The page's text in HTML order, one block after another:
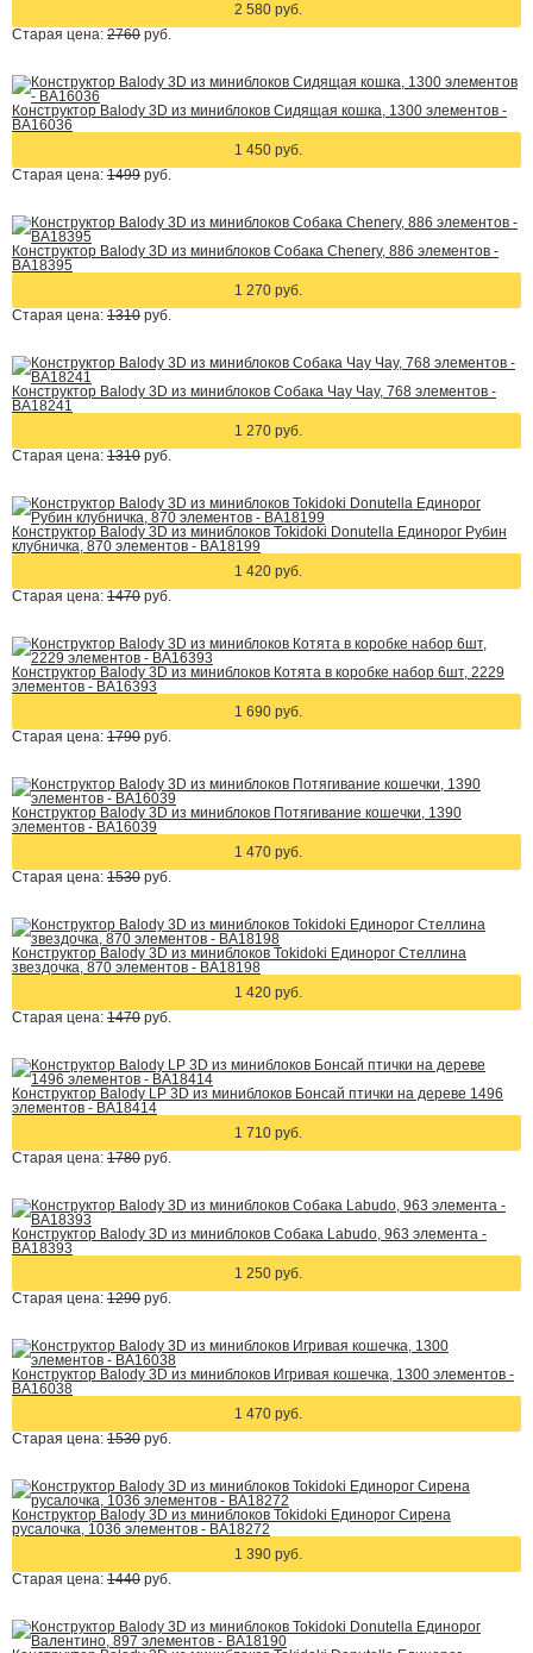
2 580 руб.
Старая цена: 2760 руб.
Конструктор Balody 3D из миниблоков Сидящая кошка, 1300 элементов -
BA16036
1 450 руб.
Старая цена: 1499 руб.
Конструктор Balody 3D из миниблоков Собака Chenery, 886 элементов -
BA18395
1 270 руб.
Старая цена: 1310 руб.
Конструктор Balody 3D из миниблоков Собака Чау Чау, 768 элементов -
BA18241
1 270 руб.
Старая цена: 1310 руб.
Конструктор Balody 3D из миниблоков Tokidoki Donutella Единорог Рубин
клубничка, 870 элементов - BA18199
1 420 руб.
Старая цена: 1470 руб.
Конструктор Balody 3D из миниблоков Котята в коробке набор 6шт, 2229
элементов - BA16393
1 690 руб.
Старая цена: 1790 руб.
Конструктор Balody 3D из миниблоков Потягивание кошечки, 1390
элементов - BA16039
1 470 руб.
Старая цена: 1530 руб.
Конструктор Balody 3D из миниблоков Tokidoki Единорог Стеллина
звездочка, 870 элементов - BA18198
1 420 руб.
Старая цена: 1470 руб.
Конструктор Balody LP 3D из миниблоков Бонсай птички на дереве 1496
элементов - BA18414
1 710 руб.
Старая цена: 1780 руб.
Конструктор Balody 3D из миниблоков Собака Labudo, 963 элемента -
BA18393
1 250 руб.
Старая цена: 1290 руб.
Конструктор Balody 3D из миниблоков Игривая кошечка, 1300 элементов -
BA16038
1 470 руб.
Старая цена: 1530 руб.
Конструктор Balody 3D из миниблоков Tokidoki Единорог Сирена
русалочка, 1036 элементов - BA18272
1 390 руб.
Старая цена: 1440 руб.